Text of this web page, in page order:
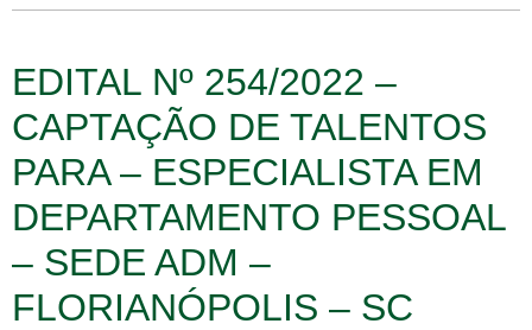
EDITAL Nº 254/2022 –
CAPTAÇÃO DE TALENTOS
PARA – ESPECIALISTA EM
DEPARTAMENTO PESSOAL
– SEDE ADM –
FLORIANÓPOLIS – SC